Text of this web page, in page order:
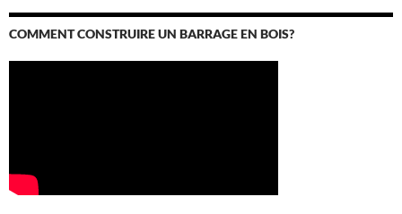
COMMENT CONSTRUIRE UN BARRAGE EN BOIS?